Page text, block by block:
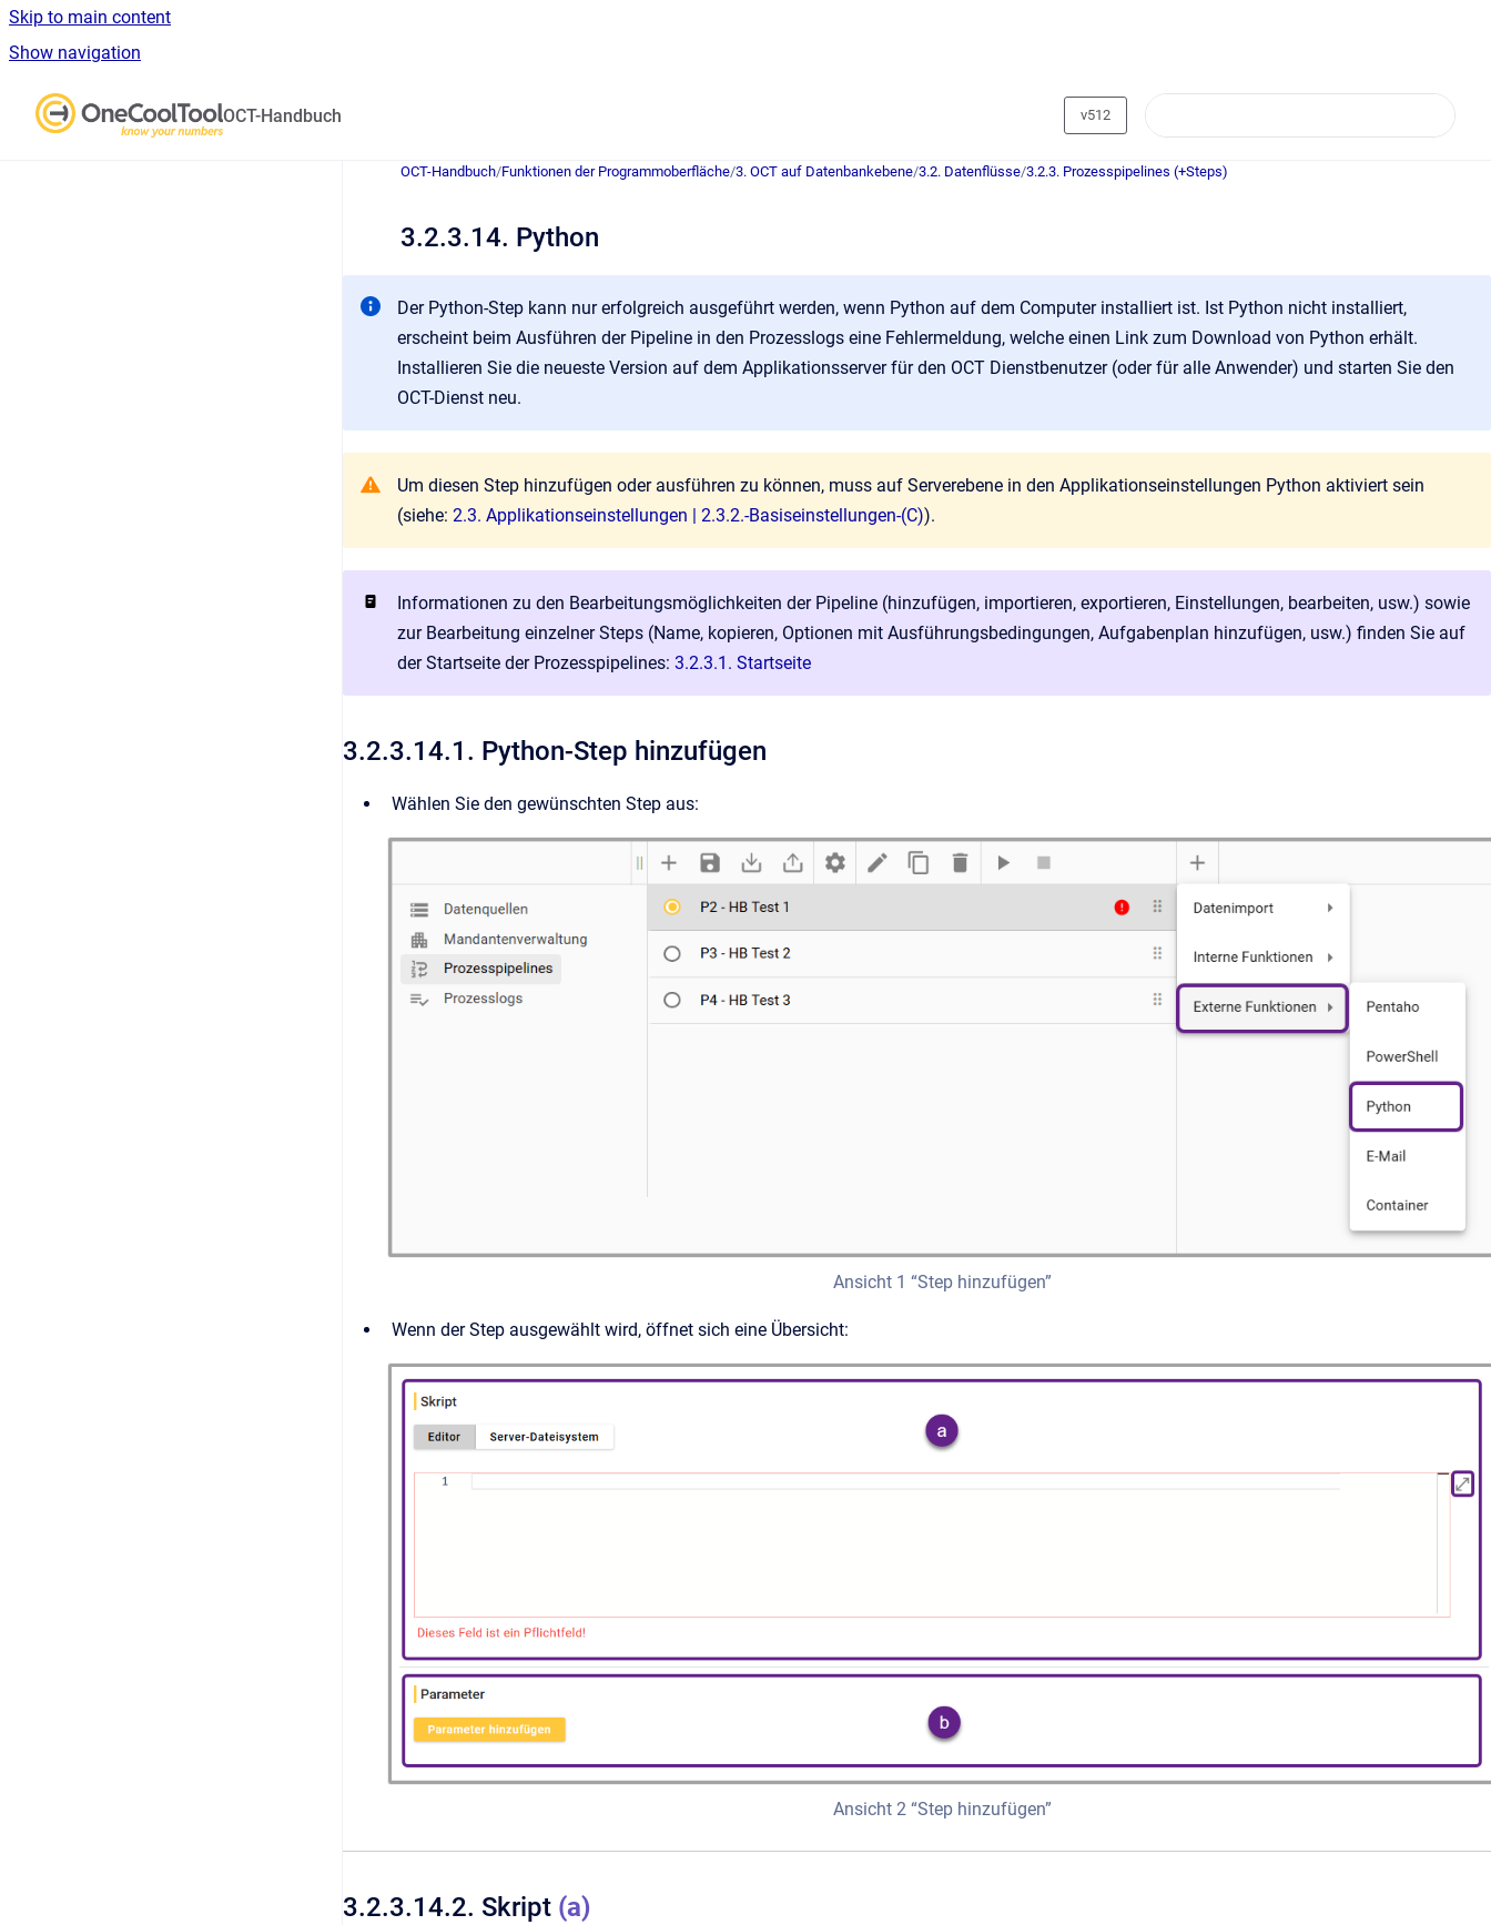
Skip to main content
Show navigation
OCT-Handbuch v512
OCT-Handbuch/Funktionen der Programmoberfläche/3. OCT auf Datenbankebene/3.2. Datenflüsse/3.2.3. Prozesspipelines (+Steps)
3.2.3.14. Python
Der Python-Step kann nur erfolgreich ausgeführt werden, wenn Python auf dem Computer installiert ist. Ist Python nicht installiert,
erscheint beim Ausführen der Pipeline in den Prozesslogs eine Fehlermeldung, welche einen Link zum Download von Python erhält.
Installieren Sie die neueste Version auf dem Applikationsserver für den OCT Dienstbenutzer (oder für alle Anwender) und starten Sie den
OCT-Dienst neu.
Um diesen Step hinzufügen oder ausführen zu können, muss auf Serverebene in den Applikationseinstellungen Python aktiviert sein
(siehe: 2.3. Applikationseinstellungen | 2.3.2.-Basiseinstellungen-(C)).
Informationen zu den Bearbeitungsmöglichkeiten der Pipeline (hinzufügen, importieren, exportieren, Einstellungen, bearbeiten, usw.) sowie
zur Bearbeitung einzelner Steps (Name, kopieren, Optionen mit Ausführungsbedingungen, Aufgabenplan hinzufügen, usw.) finden Sie auf
der Startseite der Prozesspipelines: 3.2.3.1. Startseite
3.2.3.14.1. Python-Step hinzufügen
Wählen Sie den gewünschten Step aus:
Ansicht 1 “Step hinzufügen”
Wenn der Step ausgewählt wird, öffnet sich eine Übersicht:
Ansicht 2 “Step hinzufügen”
3.2.3.14.2. Skript (a)